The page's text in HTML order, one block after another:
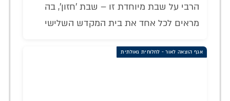
הרבי על שבת מיוחדת זו – שבת 'חזון', בה
מראים לכל אחד את בית המקדש השלישי
אגף הוצאה לאור - לחלוחית גאולתית